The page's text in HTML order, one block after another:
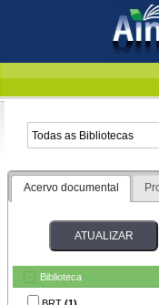
Acervo documental
Biblioteca
BRT (1)